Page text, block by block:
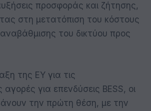
προσφοράς και ζήτησης,
στη μετατόπιση του κόστους
του δικτύου προς
της EY για τις
αγορές για επενδύσεις BESS, οι
την πρώτη θέση, με την